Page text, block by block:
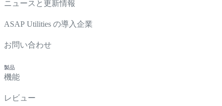
ニュースと更新情報
ASAP Utilities の導入企業
お問い合わせ
製品
機能
レビュー